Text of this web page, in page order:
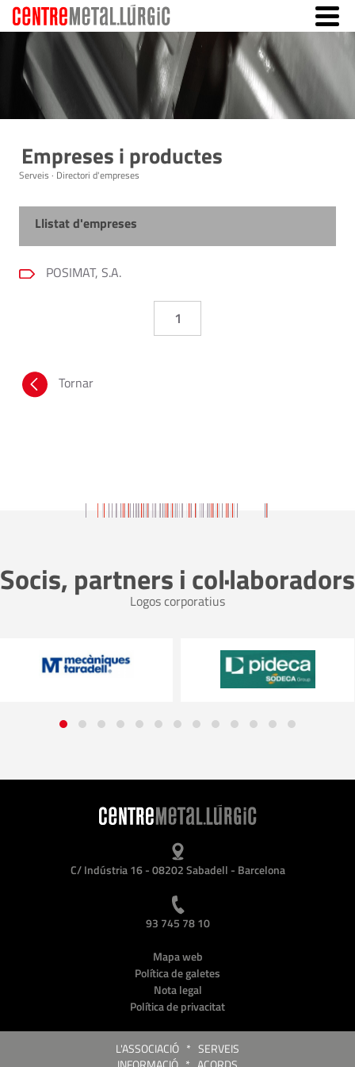
Empreses i productes
Serveis · Directori d'empreses
Llistat d'empreses
POSIMAT, S.A.
1
Tornar
Socis, partners i col·laboradors
Logos corporatius
C/ Indústria 16 - 08202 Sabadell - Barcelona
93 745 78 10
Mapa web
Política de galetes
Nota legal
Política de privacitat
L'ASSOCIACIÓ * SERVEIS